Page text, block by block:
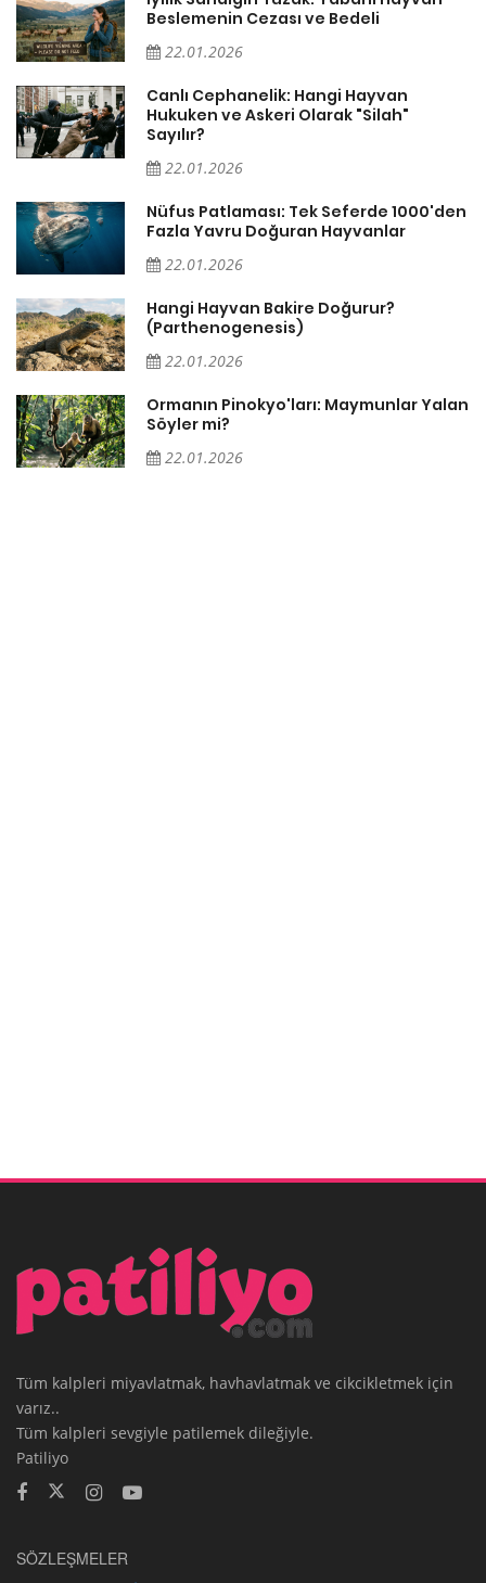
Beslemenin Cezası ve Bedeli
22.01.2026
Canlı Cephanelik: Hangi Hayvan
Hukuken ve Askeri Olarak "Silah"
Sayılır?
22.01.2026
Nüfus Patlaması: Tek Seferde 1000'den
Fazla Yavru Doğuran Hayvanlar
22.01.2026
Hangi Hayvan Bakire Doğurur?
(Parthenogenesis)
22.01.2026
Ormanın Pinokyo'ları: Maymunlar Yalan
Söyler mi?
22.01.2026
Tüm kalpleri miyavlatmak, havhavlatmak ve cikcikletmek için
varız..
Tüm kalpleri sevgiyle patilemek dileğiyle.
Patiliyo
SÖZLEŞMELER